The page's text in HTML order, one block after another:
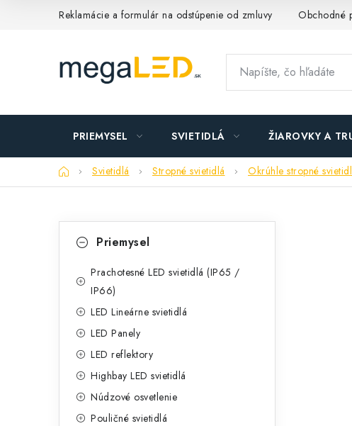
Reklamácie a formulár na odstúpenie od zmluvy Obchodné
PRIEMYSEL SVIETIDLÁ ŽIAROVKY A
DomovSvietidlá Stropné svietidlá Okrúhle stropné
kategóriePriemysel
Prachotesné LED svietidlá (IP65 /
IP66)
LED Lineárne svietidlá
LED Panely
LED reflektory
Highbay LED svietidlá
Núdzové osvetlenie
Pouličné svietidlá